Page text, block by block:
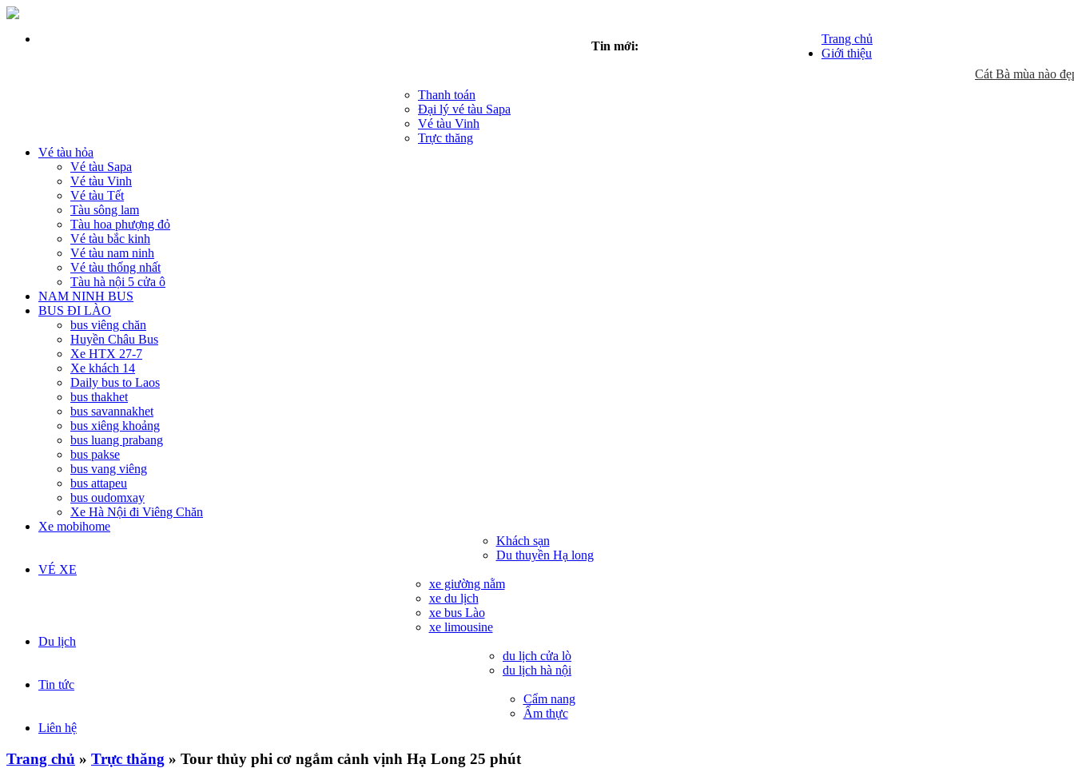
Trang chủ
Tin mới:
Cát Bà mùa nào đẹp
Giới thiệu
Thanh toán
Đại lý vé tàu Sapa
Vé tàu Vinh
Trực thăng
Vé tàu hỏa
Vé tàu Sapa
Vé tàu Vinh
Vé tàu Tết
Tàu sông lam
Tàu hoa phượng đỏ
Vé tàu bắc kinh
Vé tàu nam ninh
Vé tàu thống nhất
Tàu hà nội 5 cửa ô
NAM NINH BUS
BUS ĐI LÀO
bus viêng chăn
Huyền Châu Bus
Xe HTX 27-7
Xe khách 14
Daily bus to Laos
bus thakhet
bus savannakhet
bus xiêng khoảng
bus luang prabang
bus pakse
bus vang viêng
bus attapeu
bus oudomxay
Xe Hà Nội đi Viêng Chăn
Xe mobihome
Khách sạn
Du thuyền Hạ long
VÉ XE
xe giường nằm
xe du lịch
xe bus Lào
xe limousine
Du lịch
du lịch cửa lò
du lịch hà nội
Tin tức
Cẩm nang
Ẩm thực
Liên hệ
Trang chủ » Trực thăng » Tour thủy phi cơ ngắm cảnh vịnh Hạ Long 25 phút